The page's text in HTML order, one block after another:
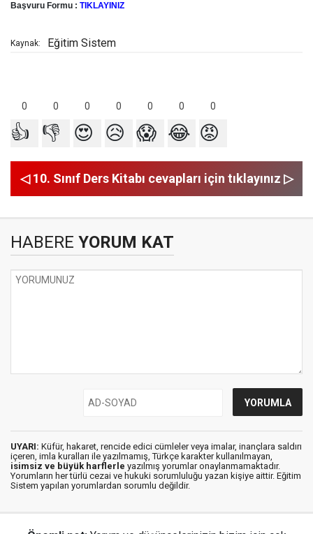
Başvuru Formu : TIKLAYINIZ
Kaynak: Eğitim Sistem
0 0 0 0 0 0 0
👍 👎 😍 😥 😱 😂 😡
◁ 10. Sınıf Ders Kitabı cevapları için tıklayınız ▷
HABERE YORUM KAT
UYARI: Küfür, hakaret, rencide edici cümleler veya imalar, inançlara saldırı
içeren, imla kuralları ile yazılmamış, Türkçe karakter kullanılmayan,
isimsiz ve büyük harflerle yazılmış yorumlar onaylanmamaktadır.
Yorumların her türlü cezai ve hukuki sorumluluğu yazan kişiye aittir. Eğitim
Sistem yapılan yorumlardan sorumlu değildir.